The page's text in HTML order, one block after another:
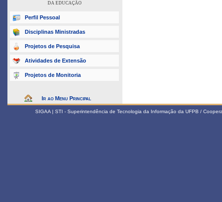
DA EDUCAÇÃO
Perfil Pessoal
Disciplinas Ministradas
Projetos de Pesquisa
Atividades de Extensão
Projetos de Monitoria
Ir ao Menu Principal
SIGAA | STI - Superintendência de Tecnologia da Informação da UFPB /